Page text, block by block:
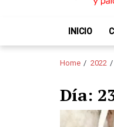
INICIO
Home 2022
Día: